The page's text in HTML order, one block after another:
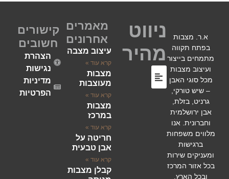
א.ר. מצבות
בפתח תקווה
מתמחים בייצור
ועיצוב מצבות
מכל סוגי האבן
– שיש טורקי,
גרניט, בזלת,
אבן ירושלמית
וחברונית. אנו
מלווים משפחות
ברגישות
ומעניקים שירות
בכל אזור המרכז
ובכל הארץ.
ניווט
מהיר
מאמרים
אחרונים
עיצוב מצבה
קרא עוד »
מצבות
מעוצבות
קרא עוד »
מצבות
במרכז
קרא עוד »
חריטה על
אבן טבעית
קרא עוד »
קבלן מצבות
קישורים
חשובים
הצהרת
נגישות
מדיניות
הפרטיות